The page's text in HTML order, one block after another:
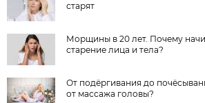
старят
Морщины в 20 лет. Почему
старение лица и тела?
От подёргивания до
от массажа головы?